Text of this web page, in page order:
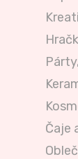
Čaje